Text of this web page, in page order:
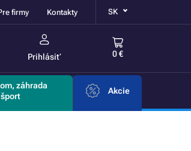
firmy Kontakty SK
Prihlásiť 0 €
záhrada
Akcie